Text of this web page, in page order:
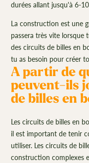
durées allant jusqu'à 6-
La construction est une
passera très vite lorsque
des circuits de billes en
tu as besoin pour créer
A partir de
peuvent-ils
de billes en
Les circuits de billes en
il est important de tenir
utiliser. Les circuits de
construction complexes